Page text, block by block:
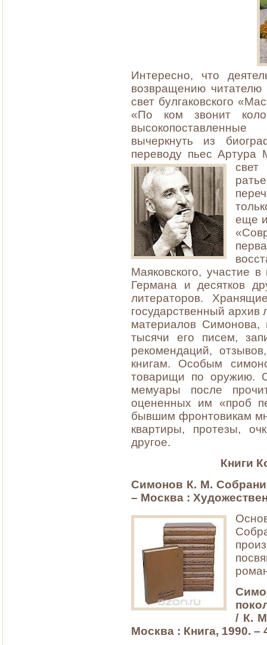
Интересно, что
возвращению
свет булгаковского
«По ком звонит
вычеркнуть из
переводу пьес
еще и
Маяковского, участие
Германа и десятков
литераторов.
государственный архив
материалов
тысячи его писем,
рекомендаций,
книгам. Особым
товарищи по оружию.
мемуары после
оцененных им «проб
бывшим фронтовикам
квартиры, протезы,
другое.
Книги
Симонов К. М.
– Москва :
/ К.
Москва : Книга, 1990. –